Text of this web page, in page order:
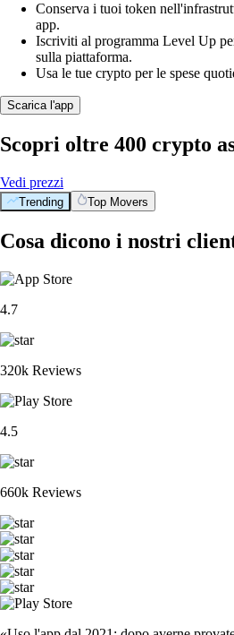
Conserva i tuoi token
app.
Iscriviti al programma Level Up
sulla piattaforma.
Usa le tue crypto per le spese
Scarica l'app
Scopri oltre 400 crypto
Vedi prezzi
Trending Top Movers
Cosa dicono i nostri
4.7
320k Reviews
4.5
660k Reviews